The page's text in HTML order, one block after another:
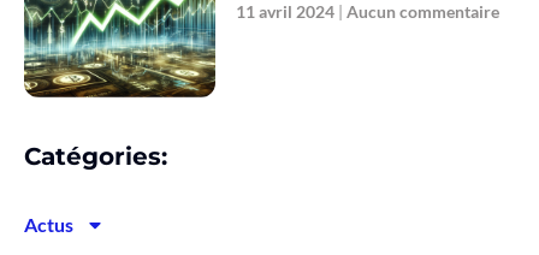
11 avril 2024 Aucun commentaire
Catégories:
Actus